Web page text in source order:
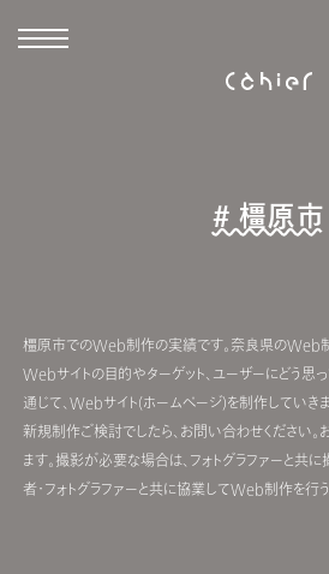
# 橿原市
橿原市でのWeb制作の実績です。奈良県のWeb制
Webサイトの目的やターゲット、ユーザーにどう思
通じて、Webサイト(ホームページ)を制作していき
新規制作ご検討でしたら、お問い合わせください
ます。撮影が必要な場合は、フォトグラファーと共
者・フォトグラファーと共に協業してWeb制作を行う